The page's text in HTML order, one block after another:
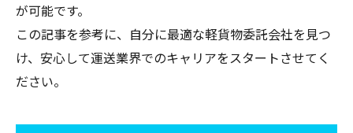
が可能です。
この記事を参考に、自分に最適な軽貨物委託会社を見つ
け、安心して運送業界でのキャリアをスタートさせてく
ださい。